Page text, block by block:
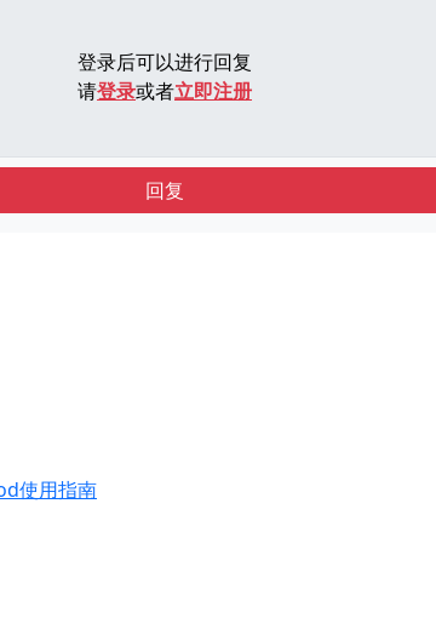
登录后可以进行回复
请登录或者立即注册
回复
使用指南